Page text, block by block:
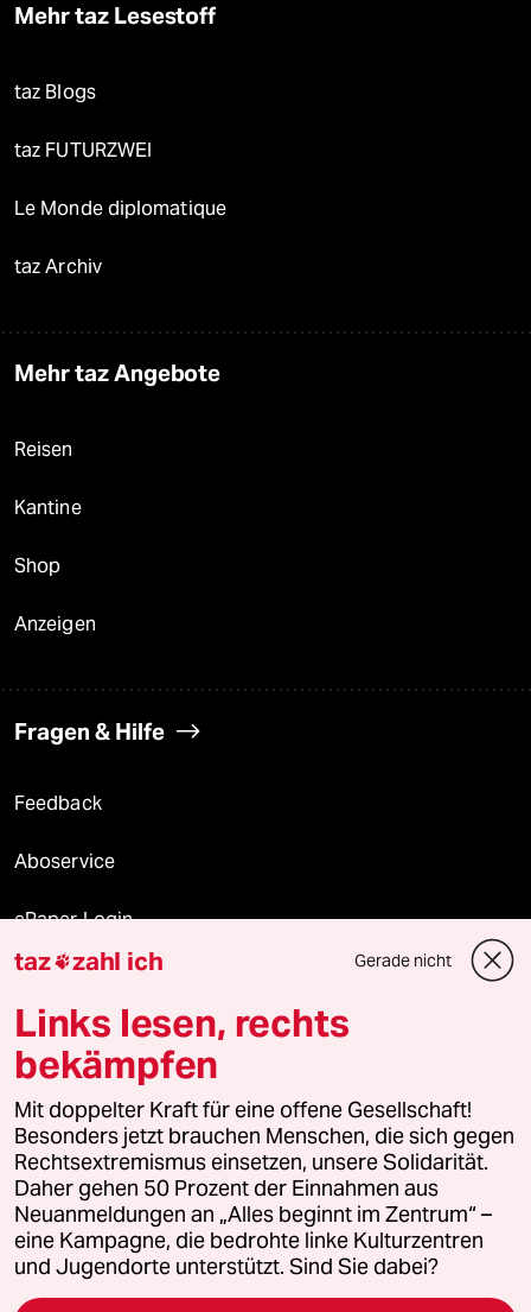
Mehr taz Lesestoff
taz Blogs
taz FUTURZWEI
Le Monde diplomatique
taz Archiv
Mehr taz Angebote
Reisen
Kantine
Shop
Anzeigen
Fragen & Hilfe
Feedback
Aboservice
ePaper Login
Downloads für Abonnierende
© 2026 taz Verlags und Vertriebs GmbH
Alle Rechte vorbehalten. Bei rechtlichen Fragen oder für Genehmigungen
wenden Sie sich bitte an
lizenzen@taz.de
Feedback Redaktionsstatut Kommune-Richtlinien
Leitlinie Informant Datenschutz Impressum AGB
taz zahl ich Gerade nicht
Links lesen, rechts
bekämpfen
Mit doppelter Kraft für eine offene Gesellschaft!
Besonders jetzt brauchen Menschen, die sich gegen
Rechtsextremismus einsetzen, unsere Solidarität.
Daher gehen 50 Prozent der Einnahmen aus
Neuanmeldungen an „Alles beginnt im Zentrum“ –
eine Kampagne, die bedrohte linke Kulturzentren
und Jugendorte unterstützt. Sind Sie dabei?